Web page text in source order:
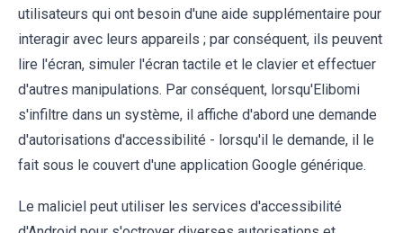
utilisateurs qui ont besoin d'une aide supplémentaire pour
interagir avec leurs appareils ; par conséquent, ils peuvent
lire l'écran, simuler l'écran tactile et le clavier et effectuer
d'autres manipulations. Par conséquent, lorsqu'Elibomi
s'infiltre dans un système, il affiche d'abord une demande
d'autorisations d'accessibilité - lorsqu'il le demande, il le
fait sous le couvert d'une application Google générique.
Le maliciel peut utiliser les services d'accessibilité